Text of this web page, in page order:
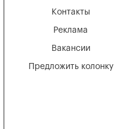
Вакансии
Реклама
Контакты
Предложить колонку